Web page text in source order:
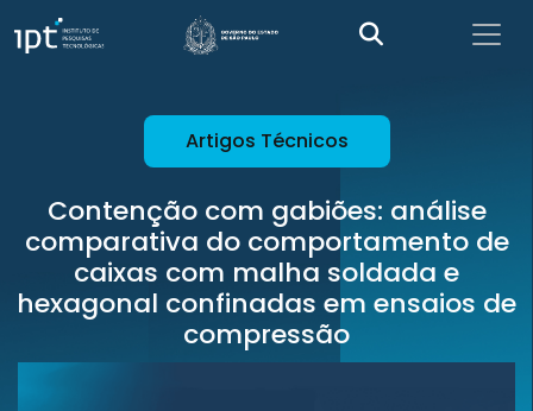
Artigos Técnicos
Contenção com gabiões: análise
comparativa do comportamento de
caixas com malha soldada e
hexagonal confinadas em ensaios de
compressão